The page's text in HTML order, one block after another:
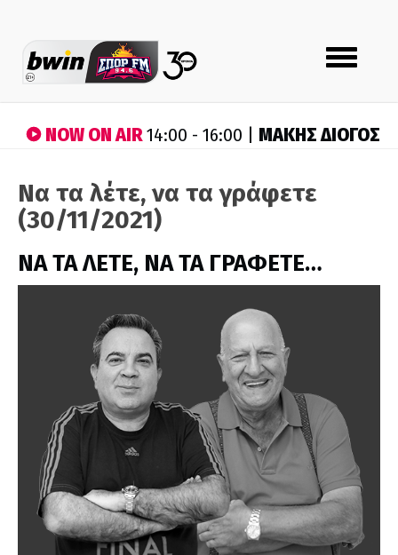
Toggle
navigation
NOW ON AIR14:00 - 16:00 | ΜΑΚΗΣ ΔΙΟΓΟΣ
Να τα λέτε, να τα γράφετε
(30/11/2021)
ΝΑ ΤΑ ΛΕΤΕ, ΝΑ ΤΑ ΓΡΑΦΕΤΕ…